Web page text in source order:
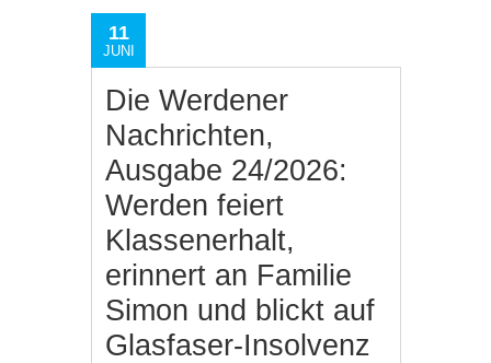
11
JUNI
Die Werdener
Nachrichten,
Ausgabe 24/2026:
Werden feiert
Klassenerhalt,
erinnert an Familie
Simon und blickt auf
Glasfaser-Insolvenz